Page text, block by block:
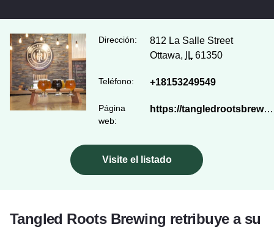
Dirección:
812 La Salle Street
Ottawa,
IL61350
Teléfono: +18153249549
Página
web:
https://tangledrootsbrewingco.com/
Visite el listado
Tangled Roots Brewing retribuye a su